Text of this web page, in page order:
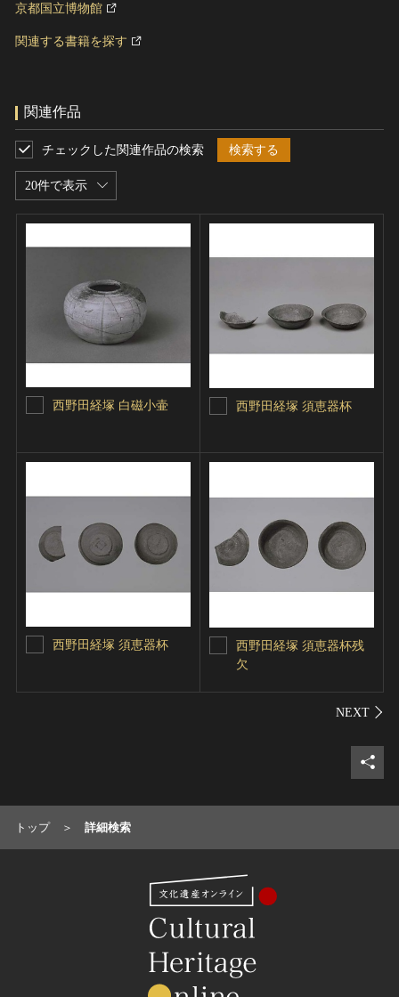
京都国立博物館
関連する書籍を探す
関連作品
20件で表示
チェックした関連作品の検索 検索する
西野田経塚 白磁小壷 西野田経塚 須恵器杯
西野田経塚 須恵器杯
西野田経塚 須恵器杯残
欠
シェ
トップ 詳細検索